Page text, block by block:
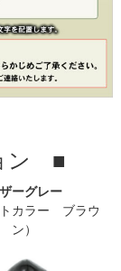
ン ■
ーグレー
トカラー ブラウ
ン）